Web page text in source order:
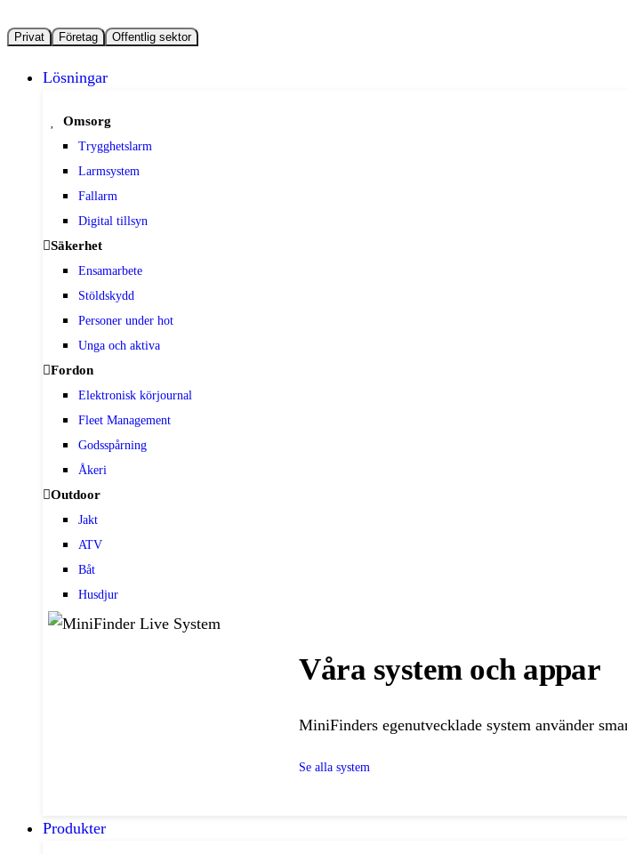
Privat Företag Offentlig sektor
Lösningar
Omsorg
Trygghetslarm
Larmsystem
Fallarm
Digital tillsyn
Säkerhet
Ensamarbete
Stöldskydd
Personer under hot
Unga och aktiva
Fordon
Elektronisk körjournal
Fleet Management
Godsspårning
Åkeri
Outdoor
Jakt
ATV
Båt
Husdjur
Våra system och appar
MiniFinders egenutvecklade system använder
Se alla system
Produkter